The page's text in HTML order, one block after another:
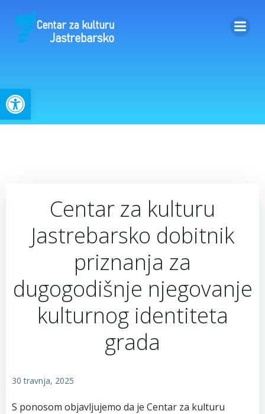
Open toolbar
Centar za kulturu
Jastrebarsko dobitnik
priznanja za
dugogodišnje njegovanje
kulturnog identiteta
grada
30 travnja, 2025
S ponosom objavljujemo da je Centar za kulturu